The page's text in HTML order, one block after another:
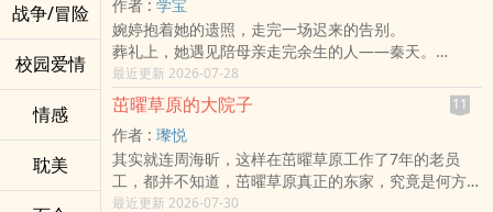
战争/冒险
校园爱情
情感
耽美
（ 第六章 ）
△
【阅读须知】：
1、本书为『短篇集』系列中的其中一作，未读其他作
品『并不影响』阅读体验，敬请安心服用。
2、本书自开始更新日起，预画将采『每周六』上传
『一章』为更新方式，实际更新进度将以产文进度为
主。
3、封面图：已完成。
一个惯性退让、从未为自己活过，
一个终日伪装、无人窥见真实灵魂。
他们是彼此的幽暗与天光，在束缚重重的人间，遇见唯
一看懂自己的人。
原来最好的爱，是不用伪装、不必讨好，两颗深埋尘埃
【宝石三部曲系列】之三
前作完结：《帕帕拉恰》修改中....
《矢车菊》
作者 : 学宝
婉婷抱着她的遗照，走完一场迟来的告别。
葬礼上，她遇见陪母亲走完余生的人——秦天。
从他的口中，婉婷第一次听见母亲年轻时的爱、怀孕、
婚姻与离开，
也重新思考自己童年里那些种种⋯⋯
有些人离开，不是因为不爱；有些人留下，是为了用一
生证明自己曾被爱过。
曾以为自己是被抛下的孩子，经历葬礼的洗礼后，才明
白：
最近更新 2026-07-28
茁曜草原的大院子 11
作者 : 瓈悦
其实就连周海昕，这样在茁曜草原工作了7年的老员
工，都并不知道，茁曜草原真正的东家，究竟是何方神
圣。
最近更新 2026-07-30